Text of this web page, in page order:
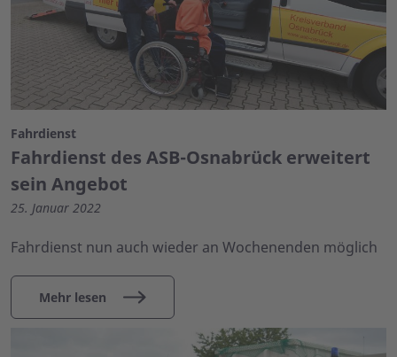
Fahrdienst
Fahrdienst des ASB-Osnabrück erweitert
sein Angebot
25. Januar 2022
Fahrdienst nun auch wieder an Wochenenden möglich
Mehr lesen